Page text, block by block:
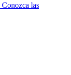
Conozca las